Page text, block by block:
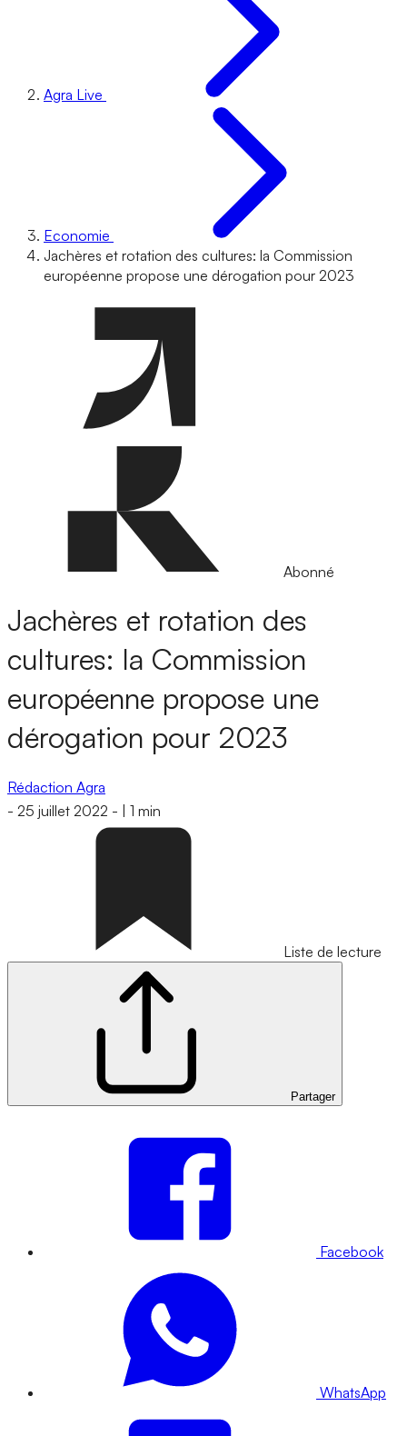
Agra Live
Economie
Jachères et rotation des cultures: la Commission
européenne propose une dérogation pour 2023
Abonné
Jachères et rotation des
cultures: la Commission
européenne propose une
dérogation pour 2023
Rédaction Agra
- 25 juillet 2022 - 1 min
Liste de lecture
Partager
Facebook
WhatsApp